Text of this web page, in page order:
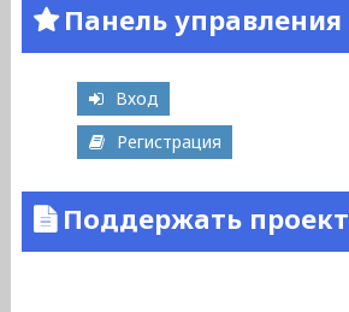
Панель управления
Вход
Регистрация
Поддержать проект